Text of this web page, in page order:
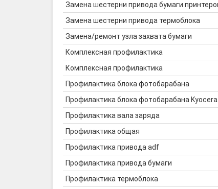
Замена шестерни привода бумаги
Замена шестерни привода термоблока
Замена/ремонт узла захвата бумаги
Комплексная профилактика
Комплексная профилактика
Профилактика блока фотобарабана
Профилактика блока фотобарабана Kyocera
Профилактика вала заряда
Профилактика общая
Профилактика привода adf
Профилактика привода бумаги
Профилактика термоблока